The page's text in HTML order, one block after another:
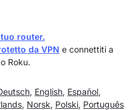
router.
da VPN e connettiti a
Roku.
, English, Español,
, Norsk, Polski, Português